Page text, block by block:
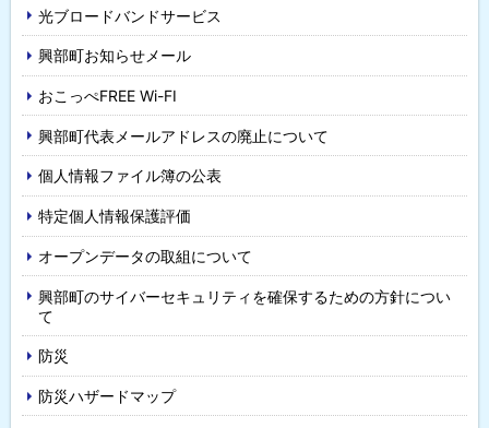
ド
・
メ
ニ
ュ
ー
光ブロードバンドサービス
興部町お知らせメール
おこっぺFREE Wi-FI
興部町代表メールアドレスの廃止について
個人情報ファイル簿の公表
特定個人情報保護評価
オープンデータの取組について
興部町のサイバーセキュリティを確保するための方針につい
て
防災
防災ハザードマップ